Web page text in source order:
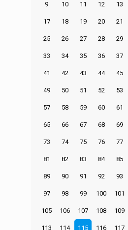
9 10 11 12 13
17 18 19 20 21
25 26 27 28 29
33 34 35 36 37
41 42 43 44 45
49 50 51 52 53
57 58 59 60 61
65 66 67 68 69
73 74 75 76 77
81 82 83 84 85
89 90 91 92 93
97 98 99 100 101
105 106 107 108 109
113 114 115 116 117